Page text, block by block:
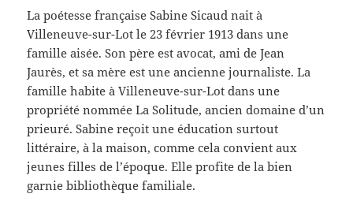
La poétesse française Sabine Sicaud nait à
Villeneuve-sur-Lot le 23 février 1913 dans une
famille aisée. Son père est avocat, ami de Jean
Jaurès, et sa mère est une ancienne journaliste. La
famille habite à Villeneuve-sur-Lot dans une
propriété nommée La Solitude, ancien domaine d’un
prieuré. Sabine reçoit une éducation surtout
littéraire, à la maison, comme cela convient aux
jeunes filles de l’époque. Elle profite de la bien
garnie bibliothèque familiale.